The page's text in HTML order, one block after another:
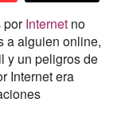
porInternet no
a alguien online,
y un peligros de
Internet era